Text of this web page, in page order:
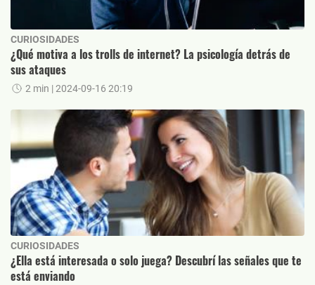
CURIOSIDADES
¿Qué motiva a los trolls de internet? La psicología detrás de
sus ataques
2 min | 2024-09-16 20:19
CURIOSIDADES
¿Ella está interesada o solo juega? Descubrí las señales que te
está enviando